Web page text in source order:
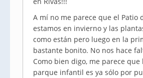
A mí no me parece que el Patio
estamos en invierno y las
como están pero luego en la
bastante bonito. No nos hace
Como bien digo, me parece que
parque infantil es ya sólo por